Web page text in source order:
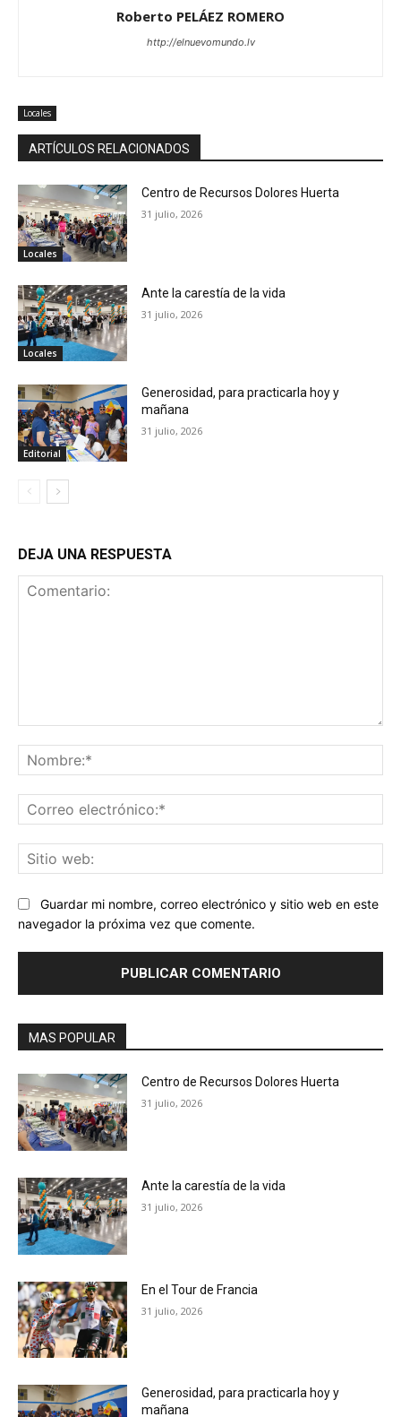
Roberto PELÁEZ ROMERO
http://elnuevomundo.lv
Locales
ARTÍCULOS RELACIONADOS
Locales
Centro de Recursos Dolores Huerta
31 julio, 2026
Locales
Ante la carestía de la vida
31 julio, 2026
Editorial
Generosidad, para practicarla hoy y
mañana
31 julio, 2026
DEJA UNA RESPUESTA
Guardar mi nombre, correo electrónico y sitio web en este
navegador la próxima vez que comente.
MAS POPULAR
Centro de Recursos Dolores Huerta
31 julio, 2026
Ante la carestía de la vida
31 julio, 2026
En el Tour de Francia
31 julio, 2026
Generosidad, para practicarla hoy y
mañana